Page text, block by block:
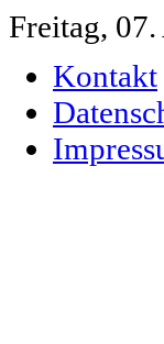
Freitag,
Kontakt